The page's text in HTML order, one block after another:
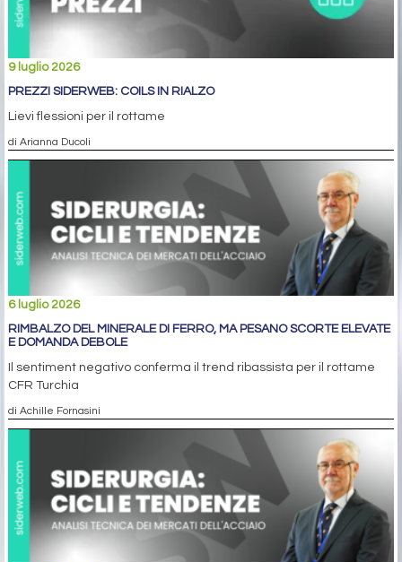
9 luglio 2026
PREZZI SIDERWEB: COILS IN RIALZO
Lievi flessioni per il rottame
di Arianna Ducoli
6 luglio 2026
RIMBALZO DEL MINERALE DI FERRO, MA PESANO SCORTE ELEVATE
E DOMANDA DEBOLE
Il sentiment negativo conferma il trend ribassista per il rottame
CFR Turchia
di Achille Fornasini